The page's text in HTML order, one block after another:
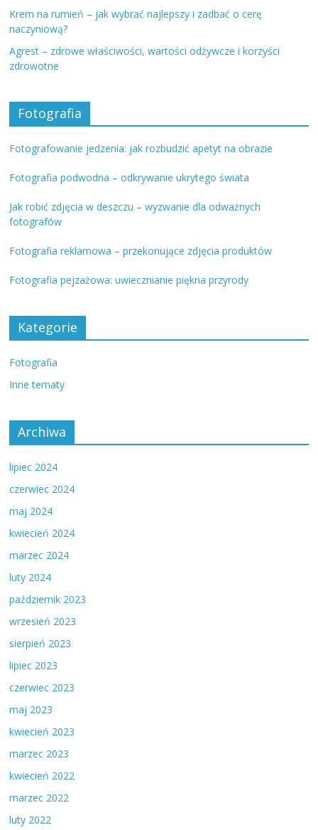
Krem na rumień – jak wybrać najlepszy i zadbać o cerę
naczyniową?
Agrest – zdrowe właściwości, wartości odżywcze i korzyści
zdrowotne
Fotografia
Fotografowanie jedzenia: jak rozbudzić apetyt na obrazie
Fotografia podwodna – odkrywanie ukrytego świata
Jak robić zdjęcia w deszczu – wyzwanie dla odważnych
fotografów
Fotografia reklamowa – przekonujące zdjęcia produktów
Fotografia pejzażowa: uwiecznianie piękna przyrody
Kategorie
Fotografia
Inne tematy
Archiwa
lipiec 2024
czerwiec 2024
maj 2024
kwiecień 2024
marzec 2024
luty 2024
październik 2023
wrzesień 2023
sierpień 2023
lipiec 2023
czerwiec 2023
maj 2023
kwiecień 2023
marzec 2023
kwiecień 2022
marzec 2022
luty 2022